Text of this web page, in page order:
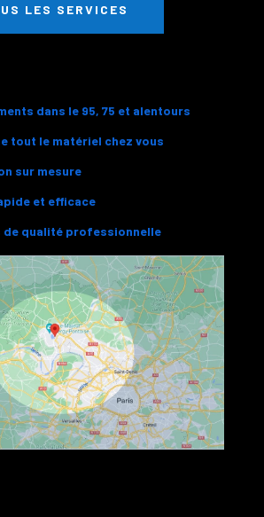
LES SERVICES
dans le 95, 75 et alentours
tout le matériel chez vous
sur mesure
et efficace
de qualité professionnelle